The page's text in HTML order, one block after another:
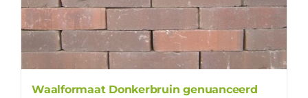
Waalformaat Donkerbruin genuanceerd